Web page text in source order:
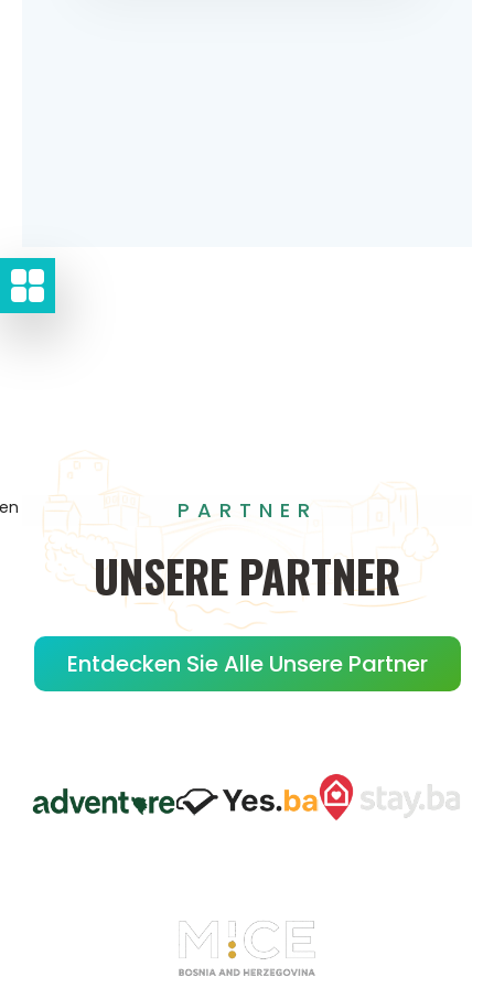
PARTNER
UNSERE PARTNER
Entdecken Sie Alle Unsere Partner